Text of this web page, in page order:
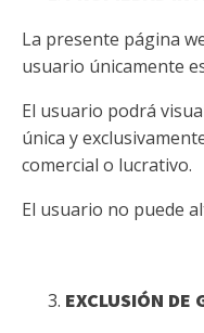
La presente página
usuario únicamente
El usuario podrá
única y
comercial o lucrativo.
El usuario no puede
EXCLUSIÓN DE